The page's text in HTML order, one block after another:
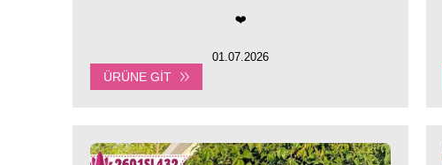
❤️
01.07.2026
ÜRÜNE GIT